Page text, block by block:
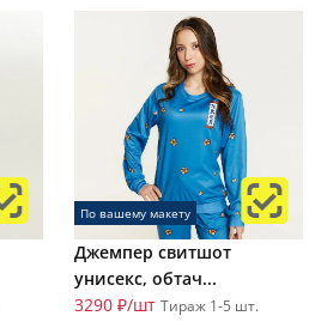
По вашему макету
Джемпер свитшот
унисекс, обтач...
3290 ₽/шт Тираж 1-5 шт.